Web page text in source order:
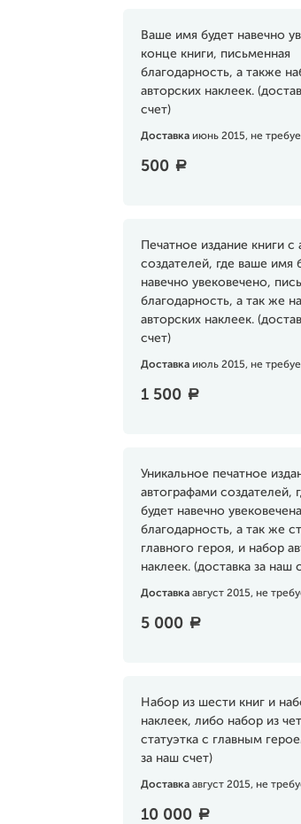
Ваше имя будет навечно
конце книги, письменная
благодарность, а также
авторских наклеек.
счет)
Доставка июнь 2015, не
500 a
Печатное издание книги c
создателей, где ваше имя
навечно увековечено,
благодарность, а так же
авторских наклеек.
счет)
Доставка июль 2015, не
1 500 a
Уникальное печатное
автографами создателей,
будет навечно
благодарность, а так же
главного героя, и набор
наклеек. (доставка за наш
Доставка август 2015, не
5 000 a
Набор из шести книг и
наклеек, либо набор из
статуэтка с главным
за наш счет)
Доставка август 2015, не
10 000 a